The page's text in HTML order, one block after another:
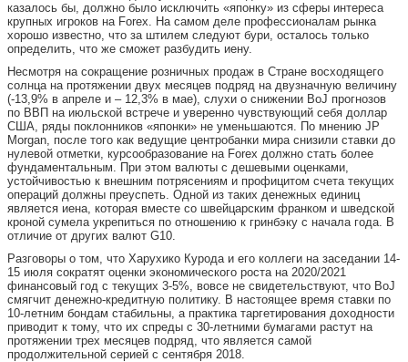
казалось бы, должно было исключить «японку» из сферы интереса
крупных игроков на Forex. На самом деле профессионалам рынка
хорошо известно, что за штилем следуют бури, осталось только
определить, что же сможет разбудить иену.
Несмотря на сокращение розничных продаж в Стране восходящего
солнца на протяжении двух месяцев подряд на двузначную величину
(-13,9% в апреле и – 12,3% в мае), слухи о снижении BoJ прогнозов
по ВВП на июльской встрече и уверенно чувствующий себя доллар
США, ряды поклонников «японки» не уменьшаются. По мнению JP
Morgan, после того как ведущие центробанки мира снизили ставки до
нулевой отметки, курсообразование на Forex должно стать более
фундаментальным. При этом валюты с дешевыми оценками,
устойчивостью к внешним потрясениям и профицитом счета текущих
операций должны преуспеть. Одной из таких денежных единиц
является иена, которая вместе со швейцарским франком и шведской
кроной сумела укрепиться по отношению к гринбэку с начала года. В
отличие от других валют G10.
Разговоры о том, что Харухико Курода и его коллеги на заседании 14-
15 июля сократят оценки экономического роста на 2020/2021
финансовый год с текущих 3-5%, вовсе не свидетельствуют, что BoJ
смягчит денежно-кредитную политику. В настоящее время ставки по
10-летним бондам стабильны, а практика таргетирования доходности
приводит к тому, что их спреды с 30-летними бумагами растут на
протяжении трех месяцев подряд, что является самой
продолжительной серией с сентября 2018.